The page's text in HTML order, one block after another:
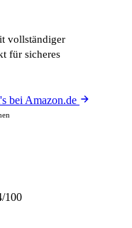
vollständiger
für sicheres
bei Amazon.de
100